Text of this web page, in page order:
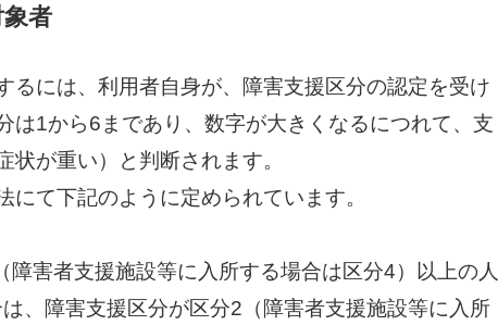
者
るには、利用者自身が、障害支援区分の認定を受け
は1から6まであり、数字が大きくなるにつれて、支
状が重い）と判断されます。
にて下記のように定められています。
害者支援施設等に入所する場合は区分4）以上の人
、障害支援区分が区分2（障害者支援施設等に入所